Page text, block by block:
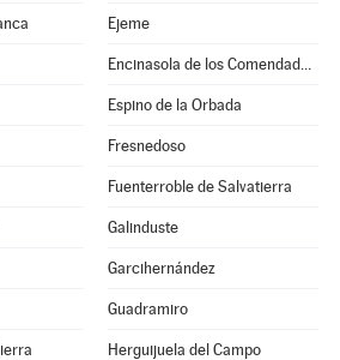
Ejeme
Encinasola de los Comendadores
Espino de la Orbada
Fresnedoso
Fuenterroble de Salvatierra
Galinduste
Garcihernández
Guadramiro
Herguijuela del Campo